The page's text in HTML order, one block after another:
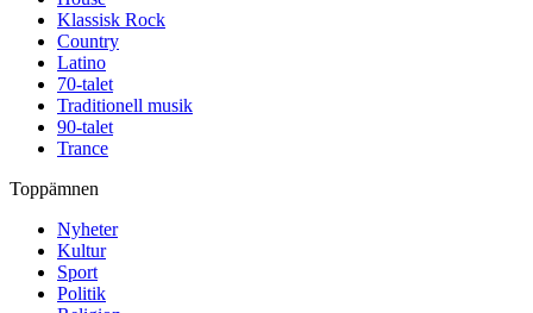
Klassisk Rock
Country
Latino
70-talet
Traditionell musik
90-talet
Trance
Toppämnen
Nyheter
Kultur
Sport
Politik